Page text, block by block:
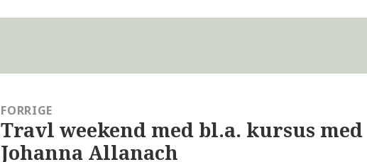
FORRIGE
Travl weekend med bl.a. kursus med
Johanna Allanach